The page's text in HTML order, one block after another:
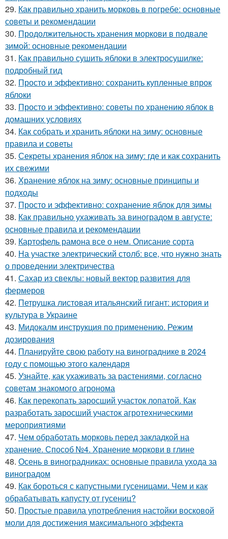
29. Как правильно хранить морковь в погребе: основные
советы и рекомендации
30. Продолжительность хранения моркови в подвале
зимой: основные рекомендации
31. Как правильно сушить яблоки в электросушилке:
подробный гид
32. Просто и эффективно: сохранить купленные впрок
яблоки
33. Просто и эффективно: советы по хранению яблок в
домашних условиях
34. Как собрать и хранить яблоки на зиму: основные
правила и советы
35. Секреты хранения яблок на зиму: где и как сохранить
их свежими
36. Хранение яблок на зиму: основные принципы и
подходы
37. Просто и эффективно: сохранение яблок для зимы
38. Как правильно ухаживать за виноградом в августе:
основные правила и рекомендации
39. Картофель рамона все о нем. Описание сорта
40. На участке электрический столб: все, что нужно знать
о проведении электричества
41. Сахар из свеклы: новый вектор развития для
фермеров
42. Петрушка листовая итальянский гигант: история и
культура в Украине
43. Мидокалм инструкция по применению. Режим
дозирования
44. Планируйте свою работу на винограднике в 2024
году с помощью этого календаря
45. Узнайте, как ухаживать за растениями, согласно
советам знакомого агронома
46. Как перекопать заросший участок лопатой. Как
разработать заросший участок агротехническими
мероприятиями
47. Чем обработать морковь перед закладкой на
хранение. Способ №4. Хранение моркови в глине
48. Осень в виноградниках: основные правила ухода за
виноградом
49. Как бороться с капустными гусеницами. Чем и как
обрабатывать капусту от гусениц?
50. Простые правила употребления настойки восковой
моли для достижения максимального эффекта